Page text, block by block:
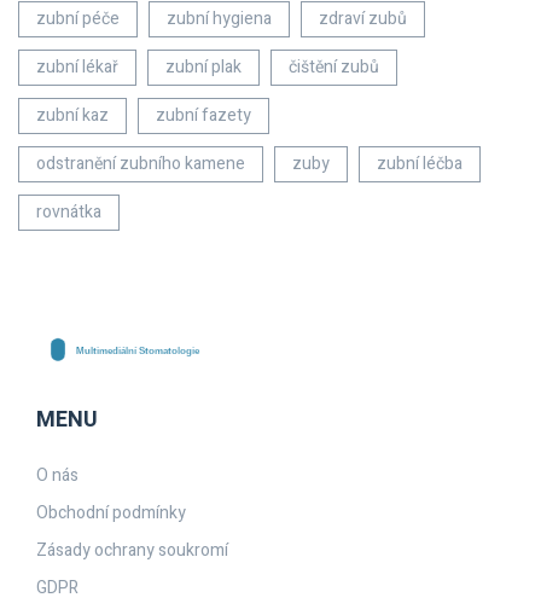
zubní péče
zubní hygiena
zdraví zubů
zubní lékař
zubní plak
čištění zubů
zubní kaz
zubní fazety
odstranění zubního kamene
zuby
zubní léčba
rovnátka
MENU
O nás
Obchodní podmínky
Zásady ochrany soukromí
GDPR